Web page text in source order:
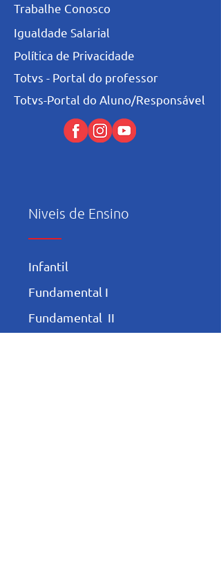
Trabalhe Conosco
Igualdade Salarial
Política de Privacidade
Totvs - Portal do professor
Totvs-Portal do Aluno/Responsável
Niveis de Ensino
Infantil
Fundamental I
Fundamental II